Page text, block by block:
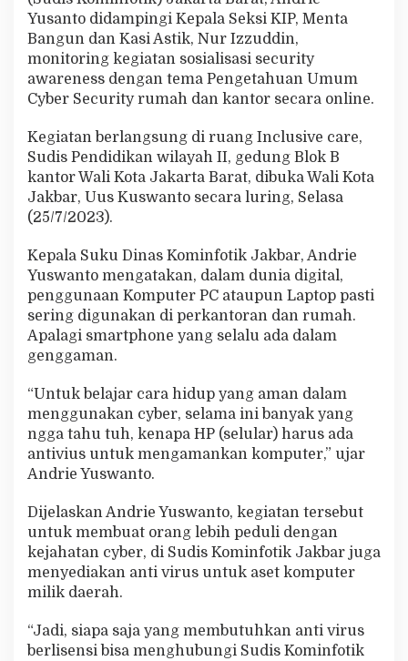
i
s
a
s
S
c
u
r
w
a
e
n
e
Yusanto didampingi Kepala Seksi KIP, Menta
Bangun dan Kasi Astik, Nur Izzuddin,
monitoring kegiatan sosialisasi security
awareness dengan tema Pengetahuan Umum
Cyber Security rumah dan kantor secara online.
Kegiatan berlangsung di ruang Inclusive care,
Sudis Pendidikan wilayah II, gedung Blok B
kantor Wali Kota Jakarta Barat, dibuka Wali Kota
Jakbar, Uus Kuswanto secara luring, Selasa
(25/7/2023).
Kepala Suku Dinas Kominfotik Jakbar, Andrie
Yuswanto mengatakan, dalam dunia digital,
penggunaan Komputer PC ataupun Laptop pasti
sering digunakan di perkantoran dan rumah.
Apalagi smartphone yang selalu ada dalam
genggaman.
“Untuk belajar cara hidup yang aman dalam
menggunakan cyber, selama ini banyak yang
ngga tahu tuh, kenapa HP (selular) harus ada
antivius untuk mengamankan komputer,” ujar
Andrie Yuswanto.
Dijelaskan Andrie Yuswanto, kegiatan tersebut
untuk membuat orang lebih peduli dengan
kejahatan cyber, di Sudis Kominfotik Jakbar juga
menyediakan anti virus untuk aset komputer
milik daerah.
“Jadi, siapa saja yang membutuhkan anti virus
berlisensi bisa menghubungi Sudis Kominfotik